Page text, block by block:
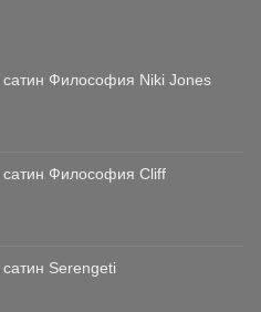
сатин Философия Niki Jones
сатин Философия Cliff
Serengeti